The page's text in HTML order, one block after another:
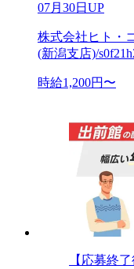
07月30日UP
株式会社ヒト・
(新潟支店)/
時給1,200円〜
【応募終